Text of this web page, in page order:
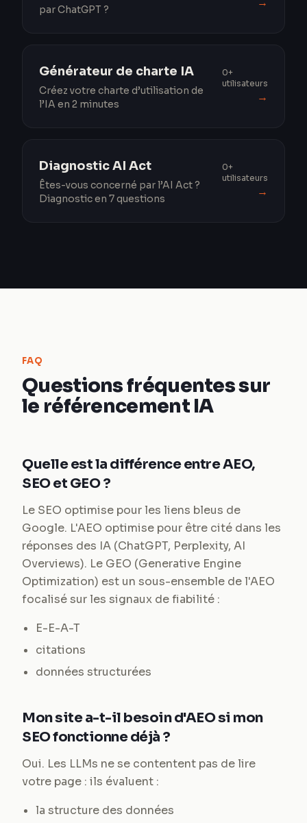
par ChatGPT ?
Générateur de charte IA
Créez votre charte d’utilisation de
l’IA en 2 minutes
0+
utilisateurs
→
Diagnostic AI Act
Êtes-vous concerné par l’AI Act ?
Diagnostic en 7 questions
0+
utilisateurs
→
FAQ
Questions fréquentes sur
le référencement IA
Quelle est la différence entre AEO,
SEO et GEO ?
Le SEO optimise pour les liens bleus de
Google. L'AEO optimise pour être cité dans les
réponses des IA (ChatGPT, Perplexity, AI
Overviews). Le GEO (Generative Engine
Optimization) est un sous-ensemble de l'AEO
focalisé sur les signaux de fiabilité :
E-E-A-T
citations
données structurées
Mon site a-t-il besoin d'AEO si mon
SEO fonctionne déjà ?
Oui. Les LLMs ne se contentent pas de lire
votre page : ils évaluent :
la structure des données